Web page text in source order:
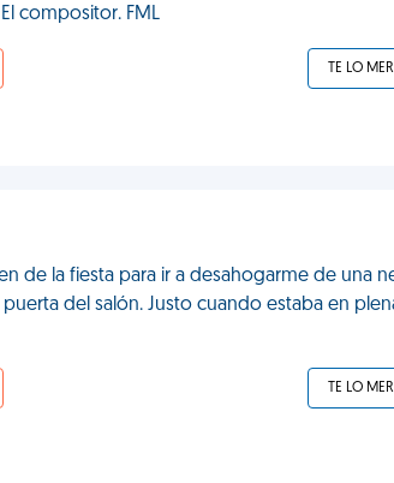
compositor. FML
TE LO
de la fiesta para ir a desahogarme de una
del salón. Justo cuando estaba en
TE LO